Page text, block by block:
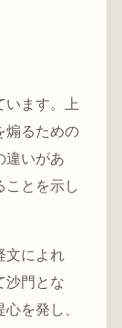
います。上
煽るための
違いがあ
ことを示し
文によれ
沙門とな
を発し、